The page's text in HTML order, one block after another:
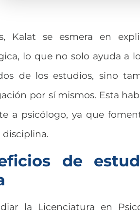
Kalat se esmera en
lo que no solo ayuda a
de los estudios, sino
por sí mismos. Esta
a psicólogo, ya que
disciplina.
de
la Licenciatura en